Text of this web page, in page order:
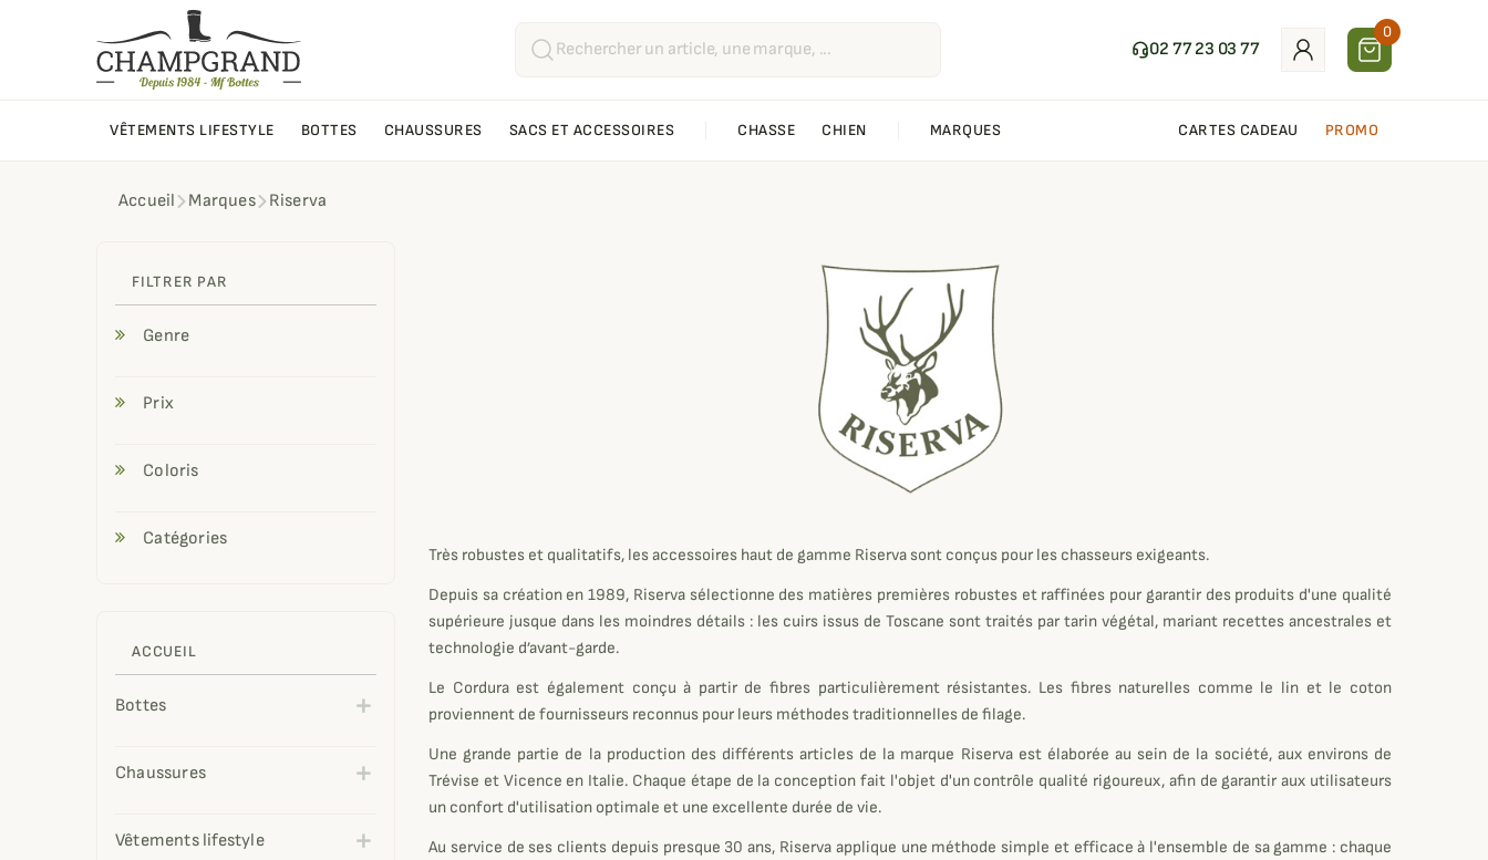
02 77 23 03 77
0
VÊTEMENTS LIFESTYLE BOTTES CHAUSSURES SACS ET ACCESSOIRES CHASSE CHIEN MARQUES CARTES CADEAU PROMO
Accueil Marques Riserva
FILTRER PAR
Genre
Prix
Coloris
Catégories
ACCUEIL
Bottes
Chaussures
Vêtements lifestyle
Très robustes et qualitatifs, les accessoires haut de gamme Riserva sont conçus pour les chasseurs exigeants.
Depuis sa création en 1989, Riserva sélectionne des matières premières robustes et raffinées pour garantir des produits d'une qualité
supérieure jusque dans les moindres détails : les cuirs issus de Toscane sont traités par tarin végétal, mariant recettes ancestrales et
technologie d’avant-garde.
Le Cordura est également conçu à partir de fibres particulièrement résistantes. Les fibres naturelles comme le lin et le coton
proviennent de fournisseurs reconnus pour leurs méthodes traditionnelles de filage.
Une grande partie de la production des différents articles de la marque Riserva est élaborée au sein de la société, aux environs de
Trévise et Vicence en Italie. Chaque étape de la conception fait l'objet d'un contrôle qualité rigoureux, afin de garantir aux utilisateurs
un confort d'utilisation optimale et une excellente durée de vie.
Au service de ses clients depuis presque 30 ans, Riserva applique une méthode simple et efficace à l'ensemble de sa gamme : chaque